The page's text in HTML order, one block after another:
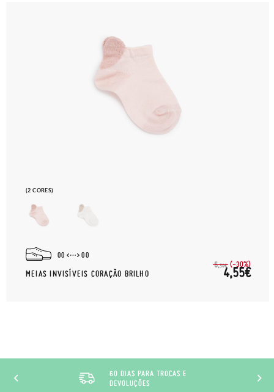
(2 CORES)
00 00
MEIAS INVISÍVEIS CORAÇÃO BRILHO
6,50€ (-30%)
4,55€
60 DIAS PARA TROCAS E
DEVOLUÇÕES